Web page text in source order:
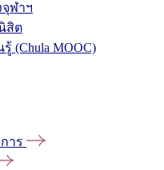
ฬาฯ
สิต
(Chula MOOC)
าร